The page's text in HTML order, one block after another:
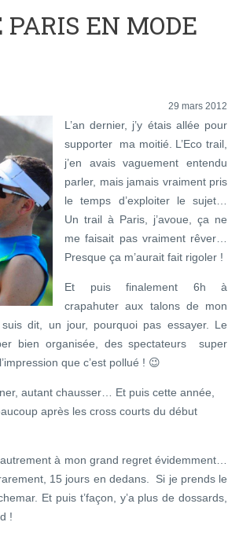
EN MODE
29 mars 2012
L’an dernier, j’y étais allée pour
supporter ma moitié. L’Eco trail,
j’en avais vaguement entendu
parler, mais jamais vraiment pris
le temps d’exploiter le sujet…
Un trail à Paris, j’avoue, ça ne
me faisait pas vraiment rêver…
Presque ça m’aurait fait rigoler !
Et puis finalement 6h à
crapahuter aux talons de mon
dit, un jour, pourquoi pas essayer. Le
bien organisée, des spectateurs super
que c’est pollué ! 😉
autant chausser… Et puis cette année,
après les cross courts du début
à mon grand regret évidemment…
15 jours en dedans. Si je prends le
Et puis t’façon, y’a plus de dossards,
!